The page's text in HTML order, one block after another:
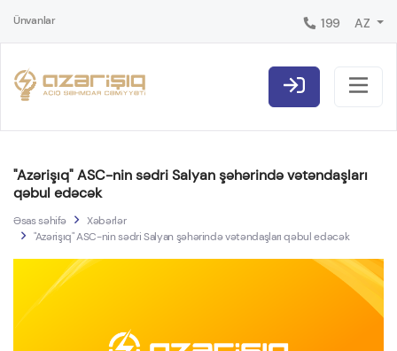
Ünvanlar 199 AZ
"Azərişıq" ASC-nin sədri Salyan şəhərində vətəndaşları
qəbul edəcək
Əsas səhifə
Xəbərlər
"Azərişıq" ASC-nin sədri Salyan şəhərində vətəndaşları qəbul edəcək